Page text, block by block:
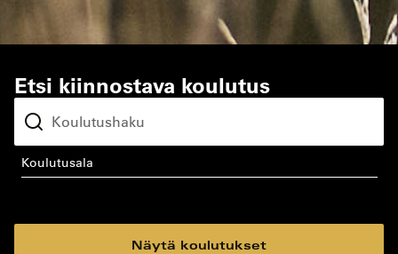
Etsi kiinnostava koulutus
koulutusala
Näytä koulutukset